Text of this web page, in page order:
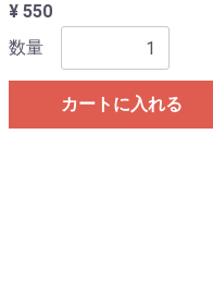
¥ 550
数量
カートに入れる